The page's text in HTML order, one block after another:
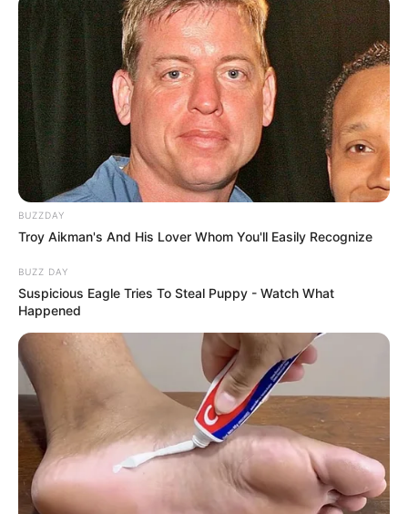
BUZZDAY
Troy Aikman's And His Lover Whom You'll Easily Recognize
BUZZ DAY
Suspicious Eagle Tries To Steal Puppy - Watch What
Happened